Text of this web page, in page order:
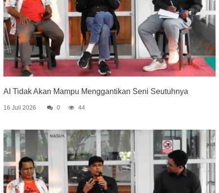
AI Tidak Akan Mampu Menggantikan Seni Seutuhnya
16 Juli 2026 0 44